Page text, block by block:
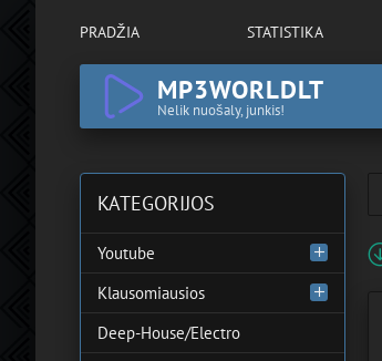
PRADŽIA STATISTIKA
MP3WORLDLT
Nelik nuošaly, junkis!
KATEGORIJOS
Youtube
Klausomiausios
Deep-House/Electro